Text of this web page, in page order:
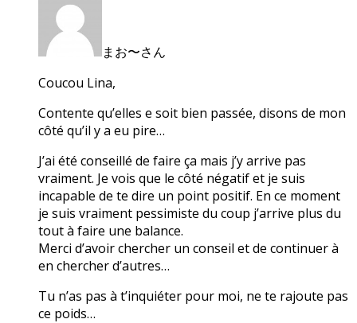
まお〜さん
Coucou Lina,
Contente qu’elles e soit bien passée, disons de mon
côté qu’il y a eu pire…
J’ai été conseillé de faire ça mais j’y arrive pas
vraiment. Je vois que le côté négatif et je suis
incapable de te dire un point positif. En ce moment
je suis vraiment pessimiste du coup j’arrive plus du
tout à faire une balance.
Merci d’avoir chercher un conseil et de continuer à
en chercher d’autres…
Tu n’as pas à t’inquiéter pour moi, ne te rajoute pas
ce poids…